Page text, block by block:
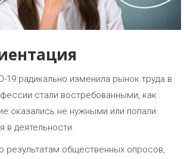
19 радикально изменила рынок труда в
стали востребованными, как
оказались не нужными или попали
в деятельности.
результатам общественных опросов,